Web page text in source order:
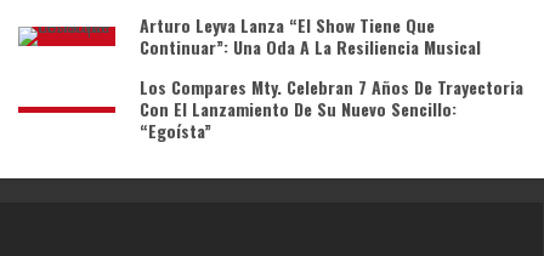
Arturo Leyva Lanza “El Show Tiene Que
Continuar”: Una Oda A La Resiliencia Musical
Los Compares Mty. Celebran 7 Años De Trayectoria
Con El Lanzamiento De Su Nuevo Sencillo:
“Egoísta”